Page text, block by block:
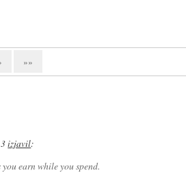
»»
izjavil:
earn while you spend.